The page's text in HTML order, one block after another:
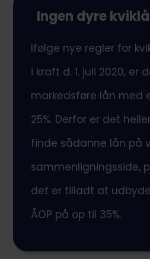
Ingen dyre
Ifølge nye regler for
i kraft d. 1. juli 2020, er
markedsføre lån med
25%. Derfor er det
finde sådanne lån på
sammenligningsside,
det er tilladt at
ÅOP på op til 35%.